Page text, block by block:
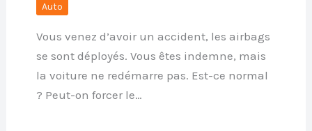
Auto
Vous venez d’avoir un accident, les airbags
se sont déployés. Vous êtes indemne, mais
la voiture ne redémarre pas. Est-ce normal
? Peut-on forcer le…